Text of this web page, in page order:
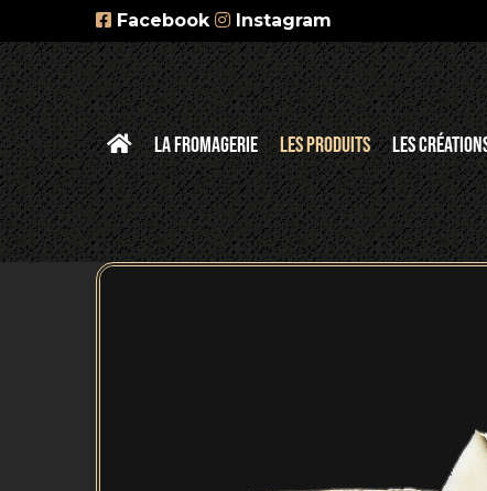
Facebook Instagram
LA FROMAGERIE LES PRODUITS LES